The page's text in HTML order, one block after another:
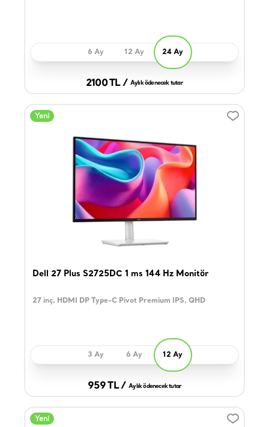
6 Ay 12 Ay 24 Ay
2100 TL / Aylık ödenecek tutar
Yeni
Dell 27 Plus S2725DC 1 ms 144 Hz Monitör
27 inç, HDMI DP Type-C Pivot Premium IPS, QHD
3 Ay 6 Ay 12 Ay
959 TL / Aylık ödenecek tutar
Yeni